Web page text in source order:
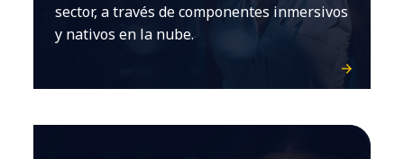
sector, a través de componentes inmersivos
y nativos en la nube.